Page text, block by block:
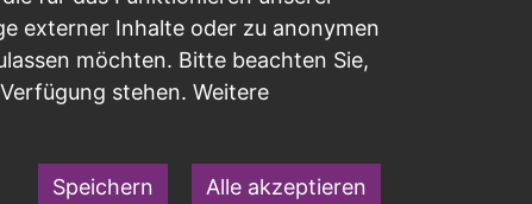
externer Inhalte oder zu anonymen
möchten. Bitte beachten Sie,
stehen. Weitere
Speichern Alle akzeptieren